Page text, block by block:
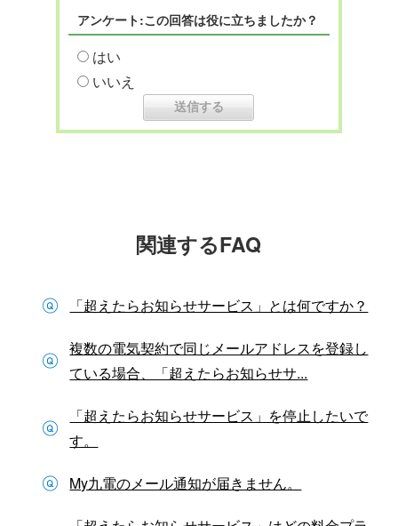
アンケート:この回答は役に立ちましたか？
はい
いいえ
関連するFAQ
「超えたらお知らせサービス」とは何ですか？
複数の電気契約で同じメールアドレスを登録し
ている場合、「超えたらお知らせサ...
「超えたらお知らせサービス」を停止したいで
す。
My九電のメール通知が届きません。